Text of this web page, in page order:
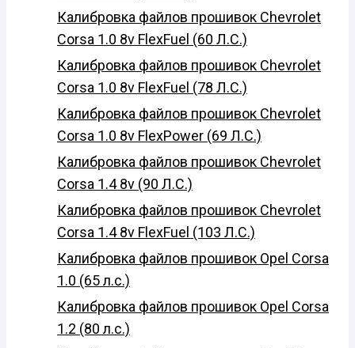
Калибровка файлов прошивок Chevrolet
Corsa 1.0 8v FlexFuel (60 Л.С.)
Калибровка файлов прошивок Chevrolet
Corsa 1.0 8v FlexFuel (78 Л.С.)
Калибровка файлов прошивок Chevrolet
Corsa 1.0 8v FlexPower (69 Л.С.)
Калибровка файлов прошивок Chevrolet
Corsa 1.4 8v (90 Л.С.)
Калибровка файлов прошивок Chevrolet
Corsa 1.4 8v FlexFuel (103 Л.С.)
Калибровка файлов прошивок Opel Corsa
1.0 (65 л.с.)
Калибровка файлов прошивок Opel Corsa
1.2 (80 л.с.)